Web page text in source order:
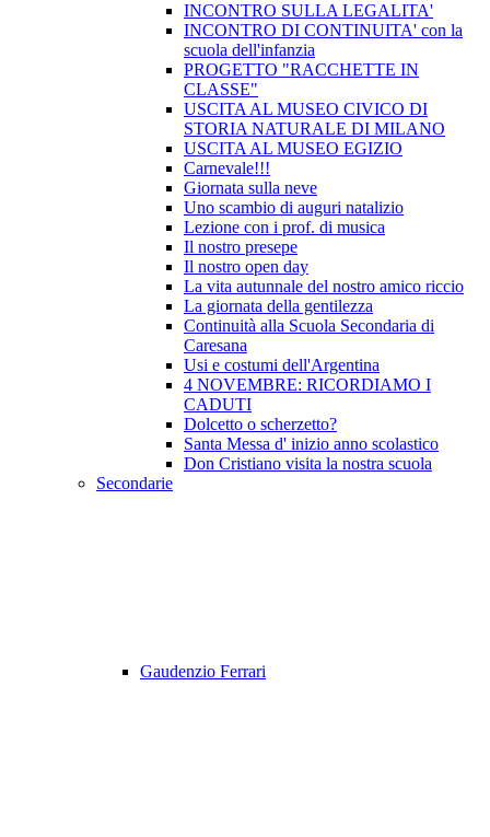
INCONTRO SULLA LEGALITA'
INCONTRO DI CONTINUITA' con la
scuola dell'infanzia
PROGETTO "RACCHETTE IN
CLASSE"
USCITA AL MUSEO CIVICO DI
STORIA NATURALE DI MILANO
USCITA AL MUSEO EGIZIO
Carnevale!!!
Giornata sulla neve
Uno scambio di auguri natalizio
Lezione con i prof. di musica
Il nostro presepe
Il nostro open day
La vita autunnale del nostro amico riccio
La giornata della gentilezza
Continuità alla Scuola Secondaria di
Caresana
Usi e costumi dell'Argentina
4 NOVEMBRE: RICORDIAMO I
CADUTI
Dolcetto o scherzetto?
Santa Messa d' inizio anno scolastico
Don Cristiano visita la nostra scuola
Secondarie
Gaudenzio Ferrari